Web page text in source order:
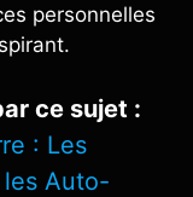
personnelles
ce sujet :
: Les
Auto-